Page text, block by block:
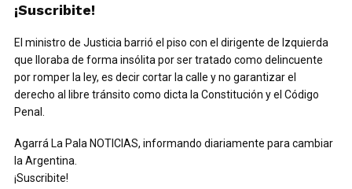
¡Suscribite!
El ministro de Justicia barrió el piso con el dirigente de Izquierda
que lloraba de forma insólita por ser tratado como delincuente
por romper la ley, es decir cortar la calle y no garantizar el
derecho al libre tránsito como dicta la Constitución y el Código
Penal.
Agarrá La Pala NOTICIAS, informando diariamente para cambiar
la Argentina.
¡Suscribite!